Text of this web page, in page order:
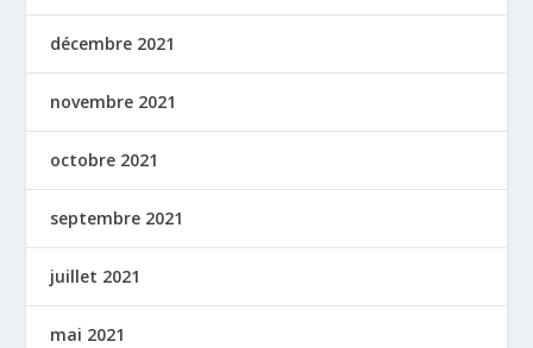
décembre 2021
novembre 2021
octobre 2021
septembre 2021
juillet 2021
mai 2021